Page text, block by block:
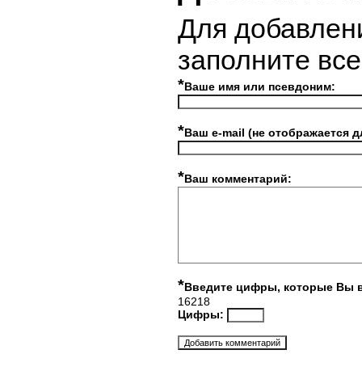
Для
заполните
*Ваше имя или псевдоним:
*Ваш e-mail (не отображается
*Ваш комментарий:
*Введите цифры, которые Вы
16218
Цифры: